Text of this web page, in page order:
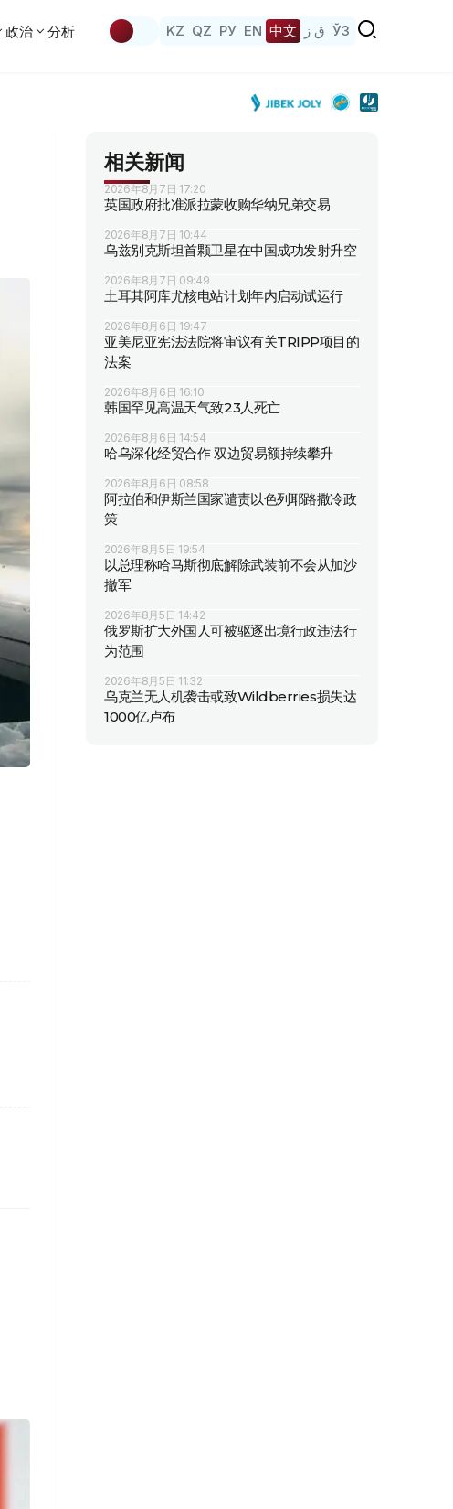
政治 分析 KZ QZ РУ EN 中文 ق ز ЎЗ
相关新闻
2026年8月7日 17:20
英国政府批准派拉蒙收购华纳兄弟交易
2026年8月7日 10:44
乌兹别克斯坦首颗卫星在中国成功发射升空
2026年8月7日 09:49
土耳其阿库尤核电站计划年内启动试运行
2026年8月6日 19:47
亚美尼亚宪法法院将审议有关TRIPP项目的
法案
2026年8月6日 16:10
韩国罕见高温天气致23人死亡
2026年8月6日 14:54
哈乌深化经贸合作 双边贸易额持续攀升
2026年8月6日 08:58
阿拉伯和伊斯兰国家谴责以色列耶路撒冷政
策
2026年8月5日 19:54
以总理称哈马斯彻底解除武装前不会从加沙
撤军
2026年8月5日 14:42
俄罗斯扩大外国人可被驱逐出境行政违法行
为范围
2026年8月5日 11:32
乌克兰无人机袭击或致Wildberries损失达
1000亿卢布